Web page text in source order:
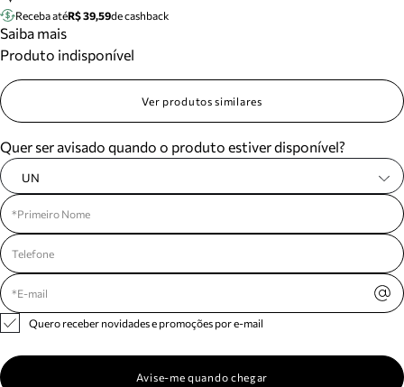
Tire dúvidas sobre pedidos, devoluções e mais.
Meus pedidos
Acompanhe seus pedidos e solicite devoluções.
Receba atéR$ 39,59de cashback
Saiba mais
Produto indisponível
Ver produtos similares
Quer ser avisado quando o produto estiver disponível?
UN
Quero receber novidades e promoções por e-mail
Avise-me quando chegar